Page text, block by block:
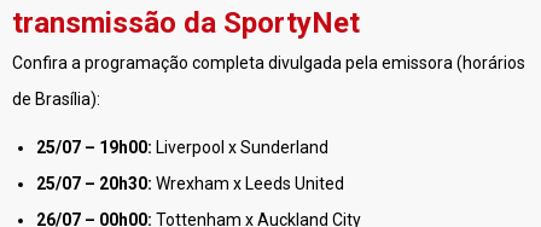
transmissão da SportyNet
Confira a programação completa divulgada pela emissora (horários
de Brasília):
25/07 – 19h00: Liverpool x Sunderland
25/07 – 20h30: Wrexham x Leeds United
26/07 – 00h00: Tottenham x Auckland City